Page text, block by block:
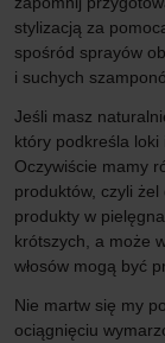
stylizacją za
spośród sprayów
i suchych
Jeśli masz
który podkreśla loki
Oczywiście mamy
produktów, czyli żel
produkty w
krótszych, a może
włosów mogą być
Nie martw się my
ociągnięciu